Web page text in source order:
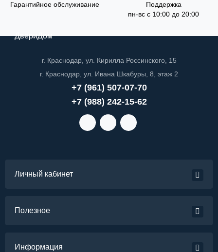
Гарантийное обслуживание
Поддержка
пн-вс с 10:00 до 20:00
ДвериДом
г. Краснодар, ул. Кирилла Россинского, 15
г. Краснодар, ул. Ивана Шкабуры, 8, этаж 2
+7 (961) 507-07-70
+7 (988) 242-15-62
Личный кабинет
Полезное
Информация